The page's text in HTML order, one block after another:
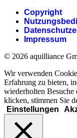
Copyright
Impressum
© 2026 aquilliance
Wir verwenden
Erfahrung zu bieten,
wiederholten Besuche
klicken, stimmen Sie
Einstellungen